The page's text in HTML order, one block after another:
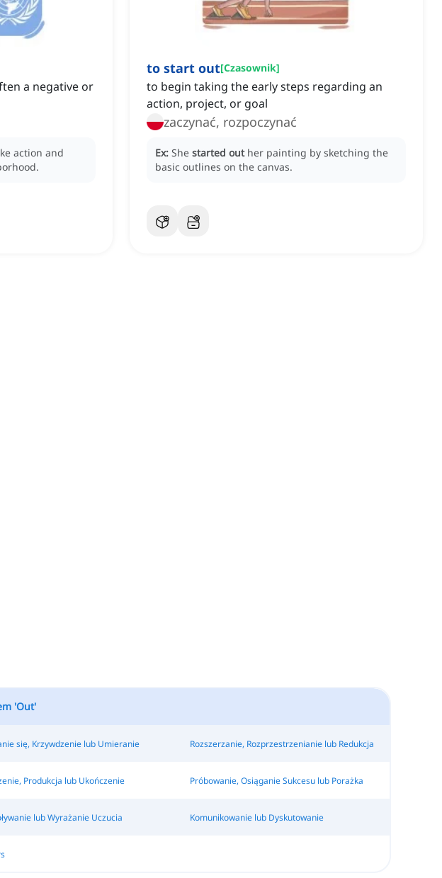
a negative or
action and
to start out[Czasownik]
to begin taking the early steps regarding an
action, project, or goal
zaczynać, rozpoczynać
Ex: She started out her painting by sketching the
basic outlines on the canvas.
'Out'
się, Krzywdzenie lub Umieranie Rozszerzanie, Rozprzestrzenianie lub Redukcja
Produkcja lub Ukończenie Próbowanie, Osiąganie Sukcesu lub Porażka
lub Wyrażanie Uczucia Komunikowanie lub Dyskutowanie